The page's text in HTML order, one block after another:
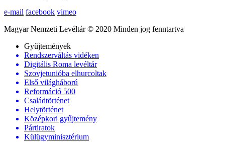
e-mail facebook vimeo
Magyar Nemzeti Levéltár © 2020 Minden jog fenntartva
Gyűjtemények
Rendszerváltás vidéken
Digitális Roma levéltár
Szovjetunióba elhurcoltak
Első világháború
Reformáció 500
Családtörténet
Helytörténet
Középkori gyűjtemény
Pártiratok
Külügyminisztérium